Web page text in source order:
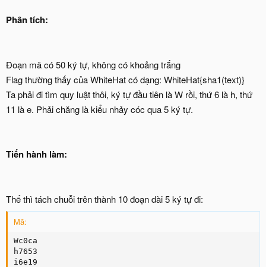
Phân tích:
Đoạn mã có 50 ký tự, không có khoảng trắng
Flag thường thấy của WhiteHat có dạng: WhiteHat{sha1(text)}
Ta phải đi tìm quy luật thôi, ký tự đầu tiên là W rồi, thứ 6 là h, thứ
11 là e. Phải chăng là kiểu nhảy cóc qua 5 ký tự.
Tiến hành làm:
Thế thì tách chuỗi trên thành 10 đoạn dài 5 ký tự đi:
Mã:
Wc0ca
h7653
i6e19